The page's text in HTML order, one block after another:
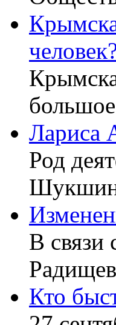
Лариса
Род
В связи
Кто